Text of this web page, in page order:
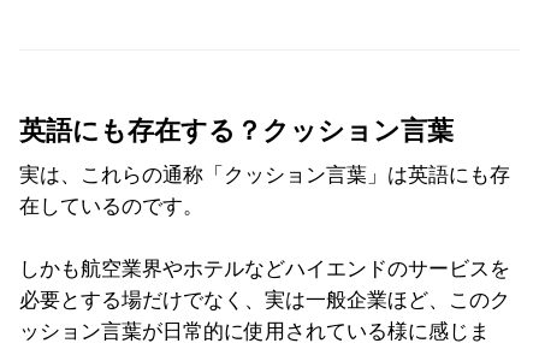
英語にも存在する？クッション言葉
実は、これらの通称「クッション言葉」は英語にも存
在しているのです。
しかも航空業界やホテルなどハイエンドのサービスを
必要とする場だけでなく、実は一般企業ほど、このク
ッション言葉が日常的に使用されている様に感じま